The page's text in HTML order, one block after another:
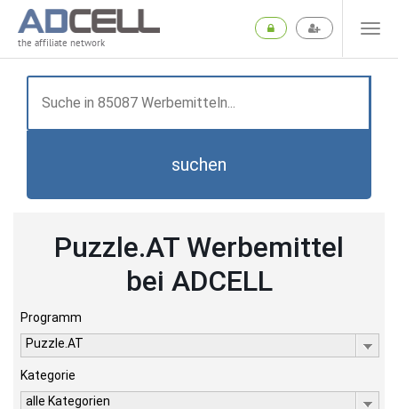
the affiliate network
suchen
Puzzle.AT Werbemittel
bei ADCELL
Programm
Puzzle.AT
Kategorie
alle Kategorien